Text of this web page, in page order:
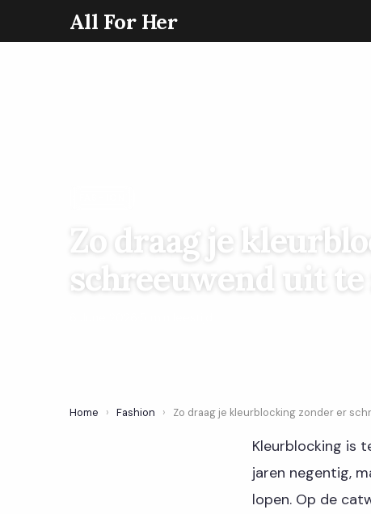
All For Her
Zo draag je
schreeuwend uit te
Home › Fashion › Zo draag je kleurblocking zonder er
Kleurblocking is
jaren negentig,
lopen. Op de